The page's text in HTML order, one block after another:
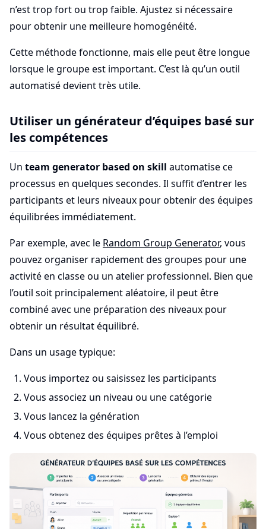
n’est trop fort ou trop faible. Ajustez si nécessaire
pour obtenir une meilleure homogénéité.
Cette méthode fonctionne, mais elle peut être longue
lorsque le groupe est important. C’est là qu’un outil
automatisé devient très utile.
Utiliser un générateur d’équipes basé sur
les compétences
Un team generator based on skill automatise ce
processus en quelques secondes. Il suffit d’entrer les
participants et leurs niveaux pour obtenir des équipes
équilibrées immédiatement.
Par exemple, avec le Random Group Generator, vous
pouvez organiser rapidement des groupes pour une
activité en classe ou un atelier professionnel. Bien que
l’outil soit principalement aléatoire, il peut être
combiné avec une préparation des niveaux pour
obtenir un résultat équilibré.
Dans un usage typique:
Vous importez ou saisissez les participants
Vous associez un niveau ou une catégorie
Vous lancez la génération
Vous obtenez des équipes prêtes à l’emploi